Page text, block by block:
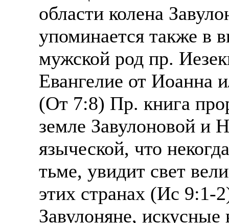
области колена
упоминается также в
мужской род пр.
Евангелие от Иоанна
(От 7:8) Пр. книга
земле Завулоновой и
языческой, что
тьме, увидит свет
этих странах (Ис 9:1-
Завулоняне,